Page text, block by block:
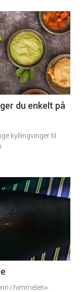
du enkelt på
kyllingvinger til
i himmelen».